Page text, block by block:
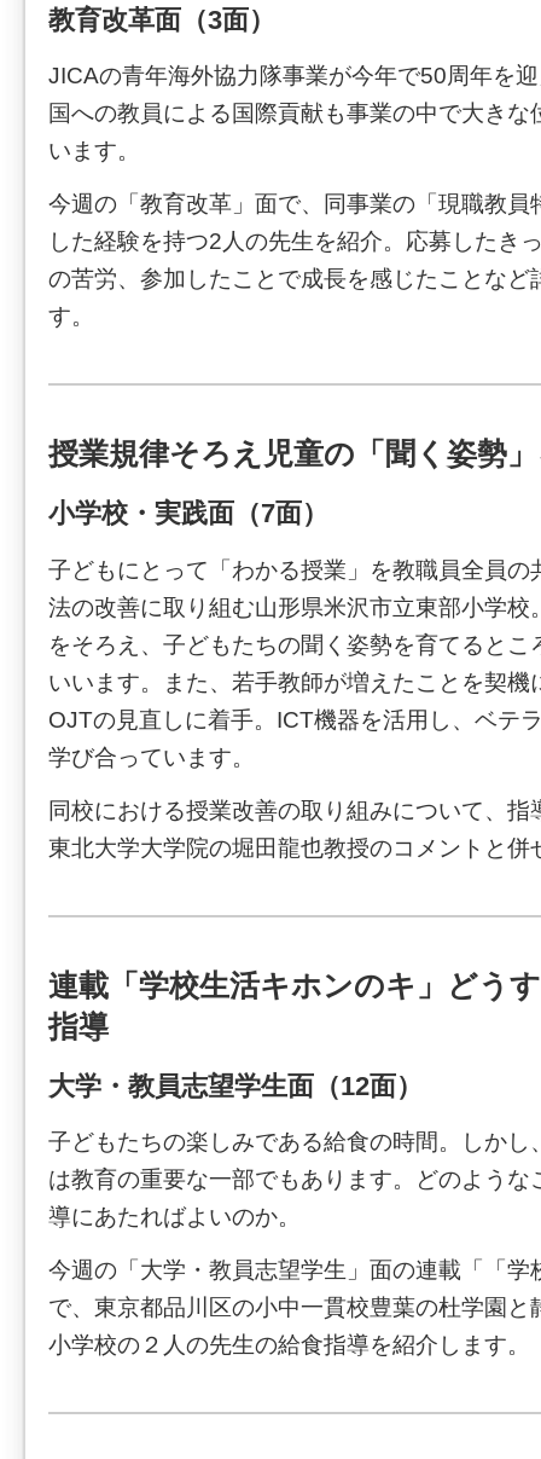
教育改革面（3面）
JICAの青年海外協力隊事業が今年で50周年を
国への教員による国際貢献も事業の中で大きな
います。
今週の「教育改革」面で、同事業の「現職教員
した経験を持つ2人の先生を紹介。応募したき
の苦労、参加したことで成長を感じたことなど
す。
授業規律そろえ児童の「聞く姿勢
小学校・実践面（7面）
子どもにとって「わかる授業」を教職員全員の
法の改善に取り組む山形県米沢市立東部小学校
をそろえ、子どもたちの聞く姿勢を育てるとこ
いいます。また、若手教師が増えたことを契機
OJTの見直しに着手。ICT機器を活用し、ベテ
学び合っています。
同校における授業改善の取り組みについて、指
東北大学大学院の堀田龍也教授のコメントと併
連載「学校生活キホンのキ」どう
指導
大学・教員志望学生面（12面）
子どもたちの楽しみである給食の時間。しかし
は教育の重要な一部でもあります。どのような
導にあたればよいのか。
今週の「大学・教員志望学生」面の連載「「学
で、東京都品川区の小中一貫校豊葉の杜学園と
小学校の２人の先生の給食指導を紹介します。